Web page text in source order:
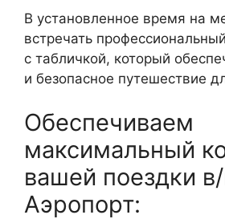
В установленное время на
встречать
с табличкой, который
и безопасное путешествие
Обеспечиваем
максимальный
вашей поездки
Аэропорт: